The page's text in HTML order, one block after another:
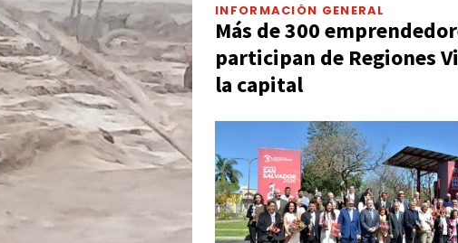
INFORMACIÓN GENERAL
Más de 300
participan de Regiones
la capital